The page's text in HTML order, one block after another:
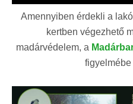
Amennyiben érdekli a
kertben végezhető
madárvédelem, a
figyelmébe